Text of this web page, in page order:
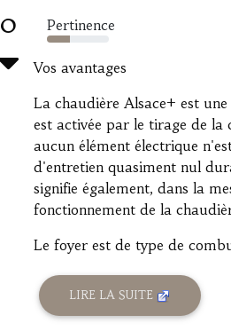
0 Pertinence
37%
Vos avantages
La chaudière Alsace+ est
est activée par le tirage de la
aucun élément électrique
d'entretien quasiment nul
signifie également, dans la
fonctionnement de la
Le foyer est de type de
LIRE LA SUITE